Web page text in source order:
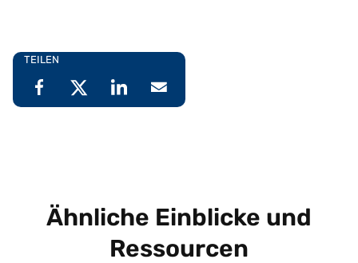
TEILEN
Ähnliche Einblicke und
Ressourcen